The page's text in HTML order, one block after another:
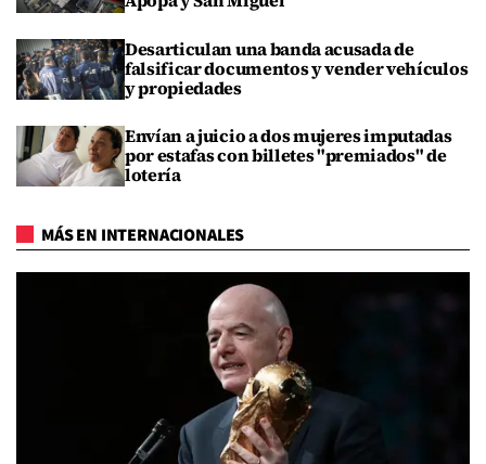
Desarticulan una banda acusada de
falsificar documentos y vender vehículos
y propiedades
Envían a juicio a dos mujeres imputadas
por estafas con billetes "premiados" de
lotería
MÁS EN INTERNACIONALES